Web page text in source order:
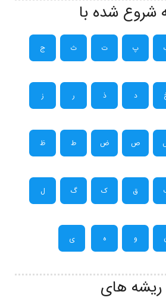
شروع شده با
پ ت ث ج
د ذ ر ز
ص ض ط ظ
ق ک گ ل
و ه ی
ریشه های